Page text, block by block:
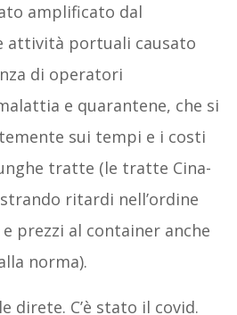
amplificato dal
attività portuali causato
di operatori
e quarantene, che si
sui tempi e i costi
tratte (le tratte Cina-
ritardi nell’ordine
prezzi al container anche
norma).
direte. C’è stato il covid.